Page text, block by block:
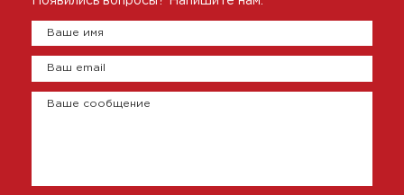
Ваше имя
Ваш email
Ваше сообщение